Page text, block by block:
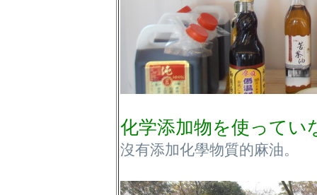
化学添加物を使ってい
沒有添加化學物質的麻油。